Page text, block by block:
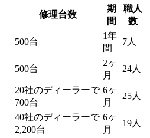
修理台数
期
間
職人
数
500台
1年
間
7人
500台
2ヶ
月
24人
20社のディーラーで
700台
6ヶ
月
25人
40社のディーラーで
2,200台
6ヶ
月
19人